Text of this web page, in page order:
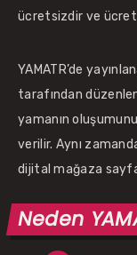
ücretsizdir ve
YAMATR’de
tarafından
yamanın
verilir. Aynı
dijital mağaza
Neden